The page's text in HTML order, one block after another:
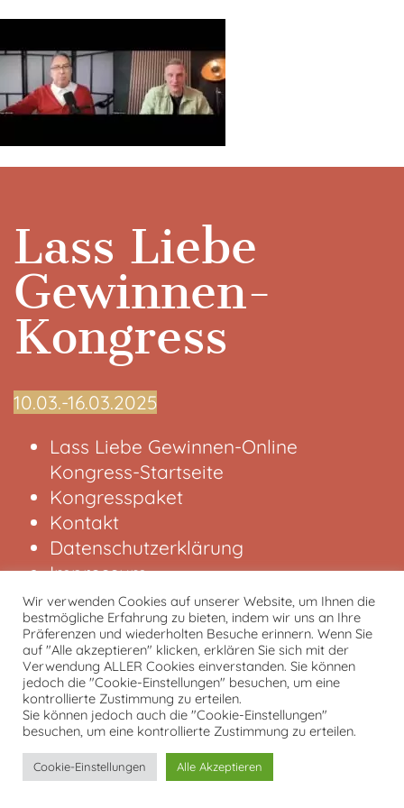
Lass Liebe
Gewinnen-
Kongress
10.03.-16.03.2025
Lass Liebe Gewinnen-Online
Kongress-Startseite
Kongresspaket
Kontakt
Datenschutzerklärung
Impressum
von und mit Tobias Kron
Wir verwenden Cookies auf unserer Website, um Ihnen die
bestmögliche Erfahrung zu bieten, indem wir uns an Ihre
Präferenzen und wiederholten Besuche erinnern. Wenn Sie
auf "Alle akzeptieren" klicken, erklären Sie sich mit der
Verwendung ALLER Cookies einverstanden. Sie können
jedoch die "Cookie-Einstellungen" besuchen, um eine
kontrollierte Zustimmung zu erteilen.
Sie können jedoch auch die "Cookie-Einstellungen"
besuchen, um eine kontrollierte Zustimmung zu erteilen.
Cookie-Einstellungen Alle Akzeptieren